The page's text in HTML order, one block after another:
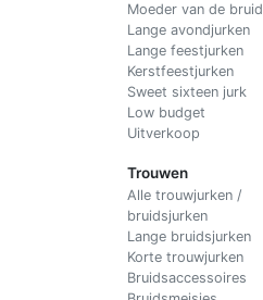
Moeder van de bruid
Lange avondjurken
Lange feestjurken
Kerstfeestjurken
Sweet sixteen jurk
Low budget
Uitverkoop
Trouwen
Alle trouwjurken /
bruidsjurken
Lange bruidsjurken
Korte trouwjurken
Bruidsaccessoires